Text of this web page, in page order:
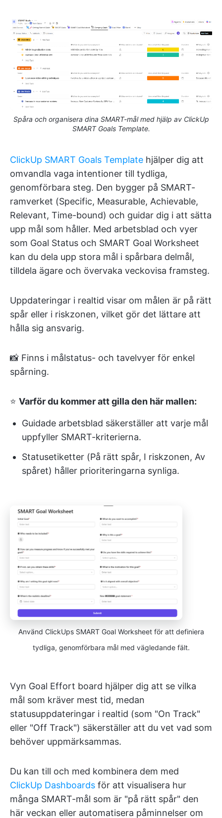
Spåra och organisera dina SMART-mål med hjälp av ClickUp
SMART Goals Template.
ClickUp SMART Goals Template hjälper dig att
omvandla vaga intentioner till tydliga,
genomförbara steg. Den bygger på SMART-
ramverket (Specific, Measurable, Achievable,
Relevant, Time-bound) och guidar dig i att sätta
upp mål som håller. Med arbetsblad och vyer
som Goal Status och SMART Goal Worksheet
kan du dela upp stora mål i spårbara delmål,
tilldela ägare och övervaka veckovisa framsteg.
Uppdateringar i realtid visar om målen är på rätt
spår eller i riskzonen, vilket gör det lättare att
hålla sig ansvarig.
📸 Finns i målstatus- och tavelvyer för enkel
spårning.
⭐ Varför du kommer att gilla den här mallen:
Guidade arbetsblad säkerställer att varje mål
uppfyller SMART-kriterierna.
Statusetiketter (På rätt spår, I riskzonen, Av
spåret) håller prioriteringarna synliga.
Använd ClickUps SMART Goal Worksheet för att definiera
tydliga, genomförbara mål med vägledande fält.
Vyn Goal Effort board hjälper dig att se vilka
mål som kräver mest tid, medan
statusuppdateringar i realtid (som "On Track"
eller "Off Track") säkerställer att du vet vad som
behöver uppmärksammas.
Du kan till och med kombinera dem med
ClickUp Dashboards för att visualisera hur
många SMART-mål som är "på rätt spår" den
här veckan eller automatisera påminnelser om